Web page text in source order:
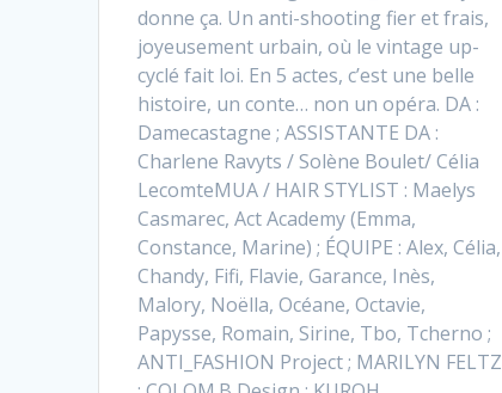
donne ça. Un anti-shooting fier et frais,
joyeusement urbain, où le vintage up-
cyclé fait loi. En 5 actes, c’est une belle
histoire, un conte… non un opéra. DA :
Damecastagne ; ASSISTANTE DA :
Charlene Ravyts / Solène Boulet/ Célia
LecomteMUA / HAIR STYLIST : Maelys
Casmarec, Act Academy (Emma,
Constance, Marine) ; ÉQUIPE : Alex, Célia,
Chandy, Fifi, Flavie, Garance, Inès,
Malory, Noëlla, Océane, Octavie,
Papysse, Romain, Sirine, Tbo, Tcherno ;
ANTI_FASHION Project ; MARILYN FELTZ